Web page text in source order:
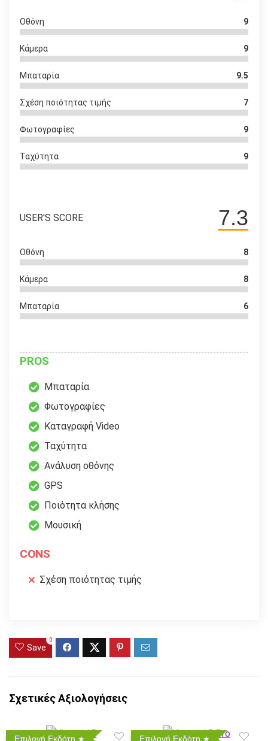
Οθόνη 9
Κάμερα 9
Μπαταρία 9.5
Σχέση ποιότητας τιμής 7
Φωτογραφίες 9
Ταχύτητα 9
7.3
USER'S SCORE
Οθόνη 8
Κάμερα 8
Μπαταρία 6
PROS
Μπαταρία
Φωτογραφίες
Καταγραφή Video
Ταχύτητα
Ανάλυση οθόνης
GPS
Ποιότητα κλήσης
Μουσική
CONS
Σχέση ποιότητας τιμής
Save
0
Σχετικές Αξιολογήσεις
Επιλογή Εκδότη Επιλογή Εκδότη